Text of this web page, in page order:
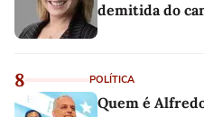
demitida do
8 POLÍTICA
Quem é